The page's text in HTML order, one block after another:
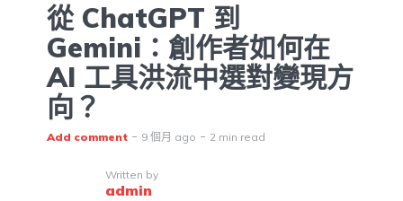
從 ChatGPT 到
Gemini：創作者如何在
AI 工具洪流中選對變現方
向？
Add comment 9 個月 ago 2 min read
Written by
admin